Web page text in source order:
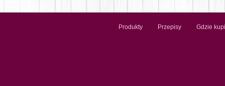
Produkty Przepisy Gdzie